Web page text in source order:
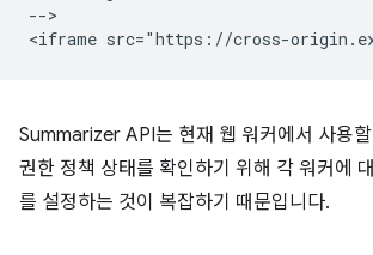
-->
Summarizer API는 현재 웹 워커에서 사용
권한 정책 상태를 확인하기 위해 각 워커에
를 설정하는 것이 복잡하기 때문입니다.